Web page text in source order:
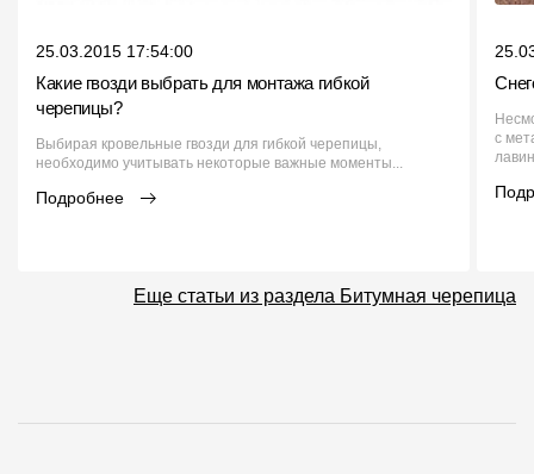
25.03.2015 17:54:00
Какие гвозди выбрать для монтажа гибкой
черепицы?
Выбирая кровельные гвозди для гибкой черепицы,
необходимо учитывать некоторые важные моменты...
Подробнее
с
Еще статьи из раздела Битумная черепица